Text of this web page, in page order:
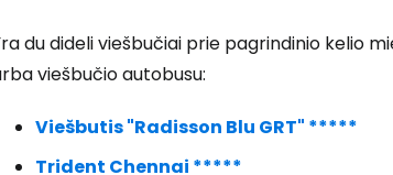
du dideli viešbučiai prie pagrindinio kelio
viešbučio autobusu:
Viešbutis "Radisson Blu GRT" *****
Trident Chennai *****